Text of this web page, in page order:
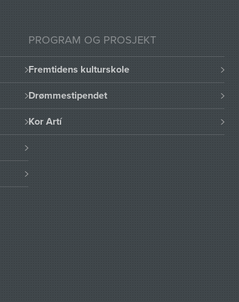
PROGRAM OG PROSJEKT
Fremtidens kulturskole
Drømmestipendet
Kor Artí